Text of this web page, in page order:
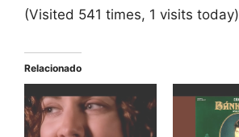
(Visited 541 times, 1 visits today)
Relacionado